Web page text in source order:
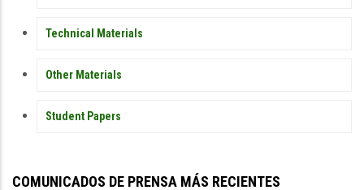
Technical Materials
Other Materials
Student Papers
COMUNICADOS DE PRENSA MÁS RECIENTES